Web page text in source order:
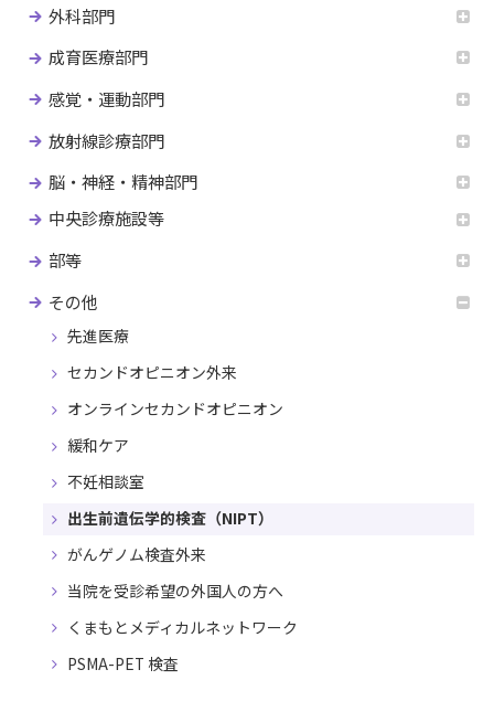
外科部門
成育医療部門
感覚・運動部門
放射線診療部門
脳・神経・精神部門
中央診療施設等
部等
その他
先進医療
セカンドオピニオン外来
オンラインセカンドオピニオン
緩和ケア
不妊相談室
出生前遺伝学的検査（NIPT）
がんゲノム検査外来
当院を受診希望の外国人の方へ
くまもとメディカルネットワーク
PSMA-PET 検査